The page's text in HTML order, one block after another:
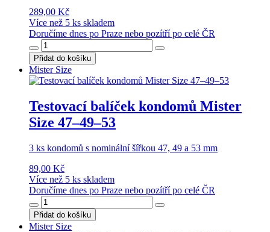
289,00 Kč
Více než 5 ks skladem
Doručíme dnes po Praze nebo pozítří po celé ČR
Přidat do košíku
Mister Size
Testovací balíček kondomů Mister
Size 47–49–53
3 ks kondomů s nominální šířkou 47, 49 a 53 mm
89,00 Kč
Více než 5 ks skladem
Doručíme dnes po Praze nebo pozítří po celé ČR
Přidat do košíku
Mister Size